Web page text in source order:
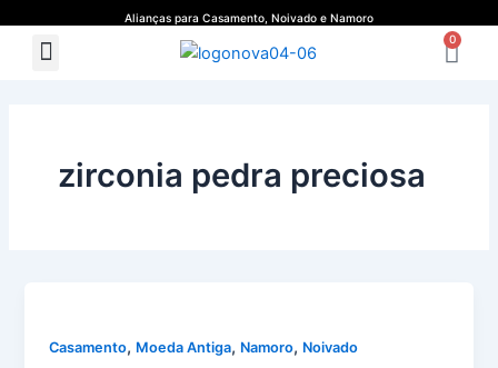
Alianças para Casamento, Noivado e Namoro
Menu 0
zirconia pedra preciosa
Casamento, Moeda Antiga, Namoro, Noivado